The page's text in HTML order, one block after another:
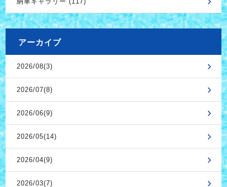
アーカイブ
2026/08(3)
2026/07(8)
2026/06(9)
2026/05(14)
2026/04(9)
2026/03(7)